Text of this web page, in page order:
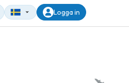
Logga in